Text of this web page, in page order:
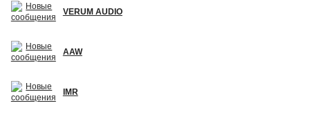
VERUM AUDIO
AAW
IMR